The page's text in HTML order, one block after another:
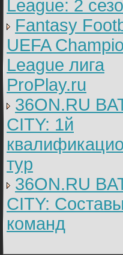
League: 2
Fantasy
UEFA
League лига
ProPlay.ru
36ON.RU
CITY: 1й
тур
36ON.RU
CITY: Составы
команд